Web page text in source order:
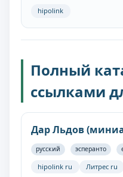
hipolink
Полный
ссылками
Дар Льдов
русский эсперанто
hipolink ru Литрес ru